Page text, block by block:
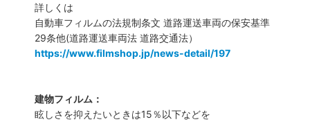
詳しくは
自動車フィルムの法規制条文 道路運送車両の保安基準
29条他(道路運送車両法 道路交通法）
https://www.filmshop.jp/news-detail/197
建物フィルム：
眩しさを抑えたいときは15％以下などを